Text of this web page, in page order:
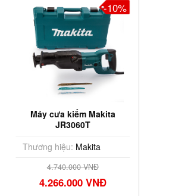
Máy cưa kiếm Makita
JR3050T
Thương hiệu:Makita
3.134.000 VNĐ
2.821.000 VNĐ
-10%